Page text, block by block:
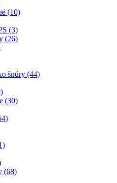
(10)
(3)
(26)
šnúry (44)
(30)
(68)